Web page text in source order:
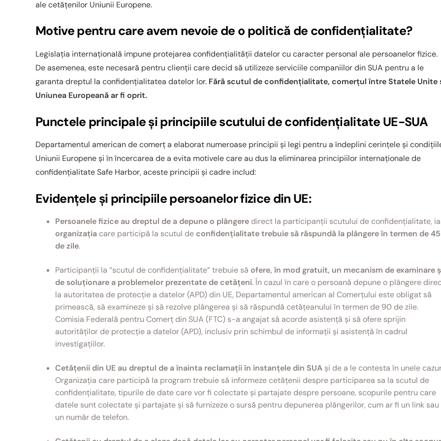
â
t
l
u
i
ale cetățenilor Uniunii Europene.
Motive pentru care avem nevoie de o politică de confidențialitate?
Legislația internațională impune protejarea confidențialității datelor cu caracter personal ale persoanelor fizice.
De asemenea, este necesară pentru clienții care decid să utilizeze serviciile companiilor din SUA pentru a le
garanta dreptul la confidențialitatea datelor lor. Fără scutul de confidențialitate, comerțul între Statele Unite
Uniunea Europeană ar fi oprit.
Punctele principale și principiile scutului de confidențialitate UE-SUA
Departamentul american de comerț a elaborat numeroase principii și legi pentru a îndeplini cerințele și
Uniunii Europene și în încercarea de a evita motivele care au dus la eliminarea principiilor internaționale de
confidențialitate Safe Harbor, aceste principii și cadre includ:
Evidențele și principiile persoanelor fizice din UE:
Persoanele fizice au dreptul de a depune o plângere direct la participanții scutului de confidențialitate,
organizația care participă la scutul de confidențialitate trebuie să răspundă la plângere în termen de 45
de zile.
Participanții la “scutul de confidențialitate” trebuie să ofere, în mod gratuit, un mecanism de examinare
de soluționare a problemelor prezentate de cetățeni. În cazul în care o persoană depune o plângere
la autoritatea de protecție a datelor (APD) din UE, Departamentul american al Comerțului este obligat să
primească, să examineze și să rezolve plângerea și să răspundă cetățeanului în termen de 90 de zile.
Comisia Federală pentru Comerț din SUA (FTC) s-a angajat să acorde asistență și să ofere sprijin
autorităților de protecție a datelor (APD), inclusiv prin schimbul de informații și asistență în cadrul
investigațiilor.
Cetățenii din UE au dreptul de a înainta reclamații în instanțele din SUA și de a le contesta în unele
Organizația care participă la program trebuie să informeze cetățenii despre participarea sa la scutul de
confidențialitate, tipurile de date care vor fi colectate și partajate despre persoane, scopurile pentru care
datele sunt colectate și partajate și să furnizeze o sursă pentru depunerea plângerilor, cum ar fi un link sau
un număr de telefon.